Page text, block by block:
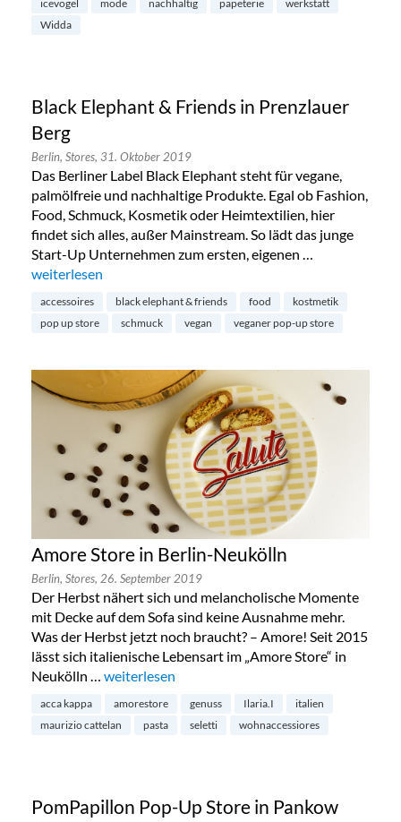
icevogel mode nachhaltig papeterie
werkstatt
Widda
Black Elephant & Friends in Prenzlauer
Berg
Berlin, Stores, 31. Oktober 2019
Das Berliner Label Black Elephant steht für vegane,
palmölfreie und nachhaltige Produkte. Egal ob Fashion,
Food, Schmuck, Kosmetik oder Heimtextilien, hier
findet sich alles, außer Mainstream. So lädt das junge
Start-Up Unternehmen zum ersten, eigenen …
„Black Elephant & Friends in Prenzlauer Berg“
weiterlesen
accessoires black elephant & friends food
kostmetik
pop up store
schmuck vegan veganer pop-up store
Amore Store in Berlin-Neukölln
Berlin, Stores, 26. September 2019
Der Herbst nähert sich und melancholische Momente
mit Decke auf dem Sofa sind keine Ausnahme mehr.
Was der Herbst jetzt noch braucht? – Amore! Seit 2015
lässt sich italienische Lebensart im „Amore Store“ in
Neukölln … „Amore Store in Berlin-Neukölln“
weiterlesen
acca kappa amorestore genuss Ilaria.I
italien
maurizio cattelan
pasta seletti wohnaccessiores
PomPapillon Pop-Up Store in Pankow